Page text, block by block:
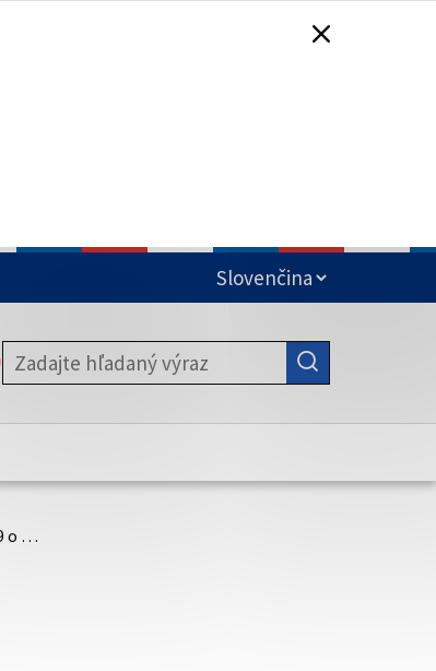
stránka vždy začína
sídla.
SA OTVORÍ NA NOVEJ KARTE
SA OTVORÍ NA NOVEJ KARTE
SA OTVORÍ NA NOVEJ KARTE
o …